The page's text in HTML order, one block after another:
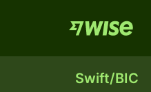
Swift/BIC